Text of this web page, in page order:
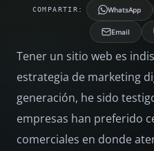
COMPARTIR: WhatsApp
Email
Tener un sitio web es
estrategia de marketing
generación, he sido
empresas han preferido
comerciales en donde